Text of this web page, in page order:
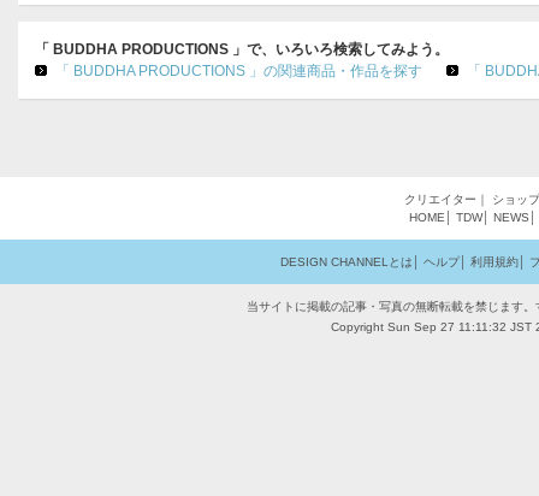
「 BUDDHA PRODUCTIONS 」で、いろいろ検索してみよう。
「 BUDDHA PRODUCTIONS 」の関連商品・作品を探す
「
クリエイター ｜ ショップ
HOME
TDW│ NEWS
DESIGN CHANNELとは ヘルプ│ 利用規約│
当サイトに掲載の記事・写真の無断転載を禁じます
Copyright Sun Sep 27 11:11:32 JST